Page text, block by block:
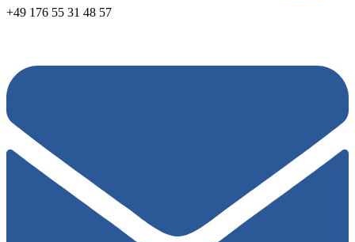
+49 176 55 31 48 57